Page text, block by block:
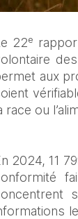
22ᵉ
aux
race ou
2024, 11